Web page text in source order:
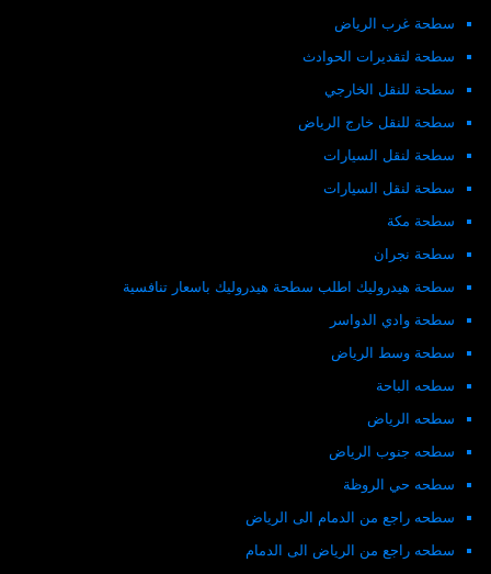
سطحة غرب الرياض
سطحة لتقديرات الحوادث
سطحة للنقل الخارجي
سطحة للنقل خارج الرياض
سطحة لنقل السيارات
سطحة لنقل السيارات
سطحة مكة
سطحة نجران
سطحة هيدروليك اطلب سطحة هيدروليك باسعار تنافسية
سطحة وادي الدواسر
سطحة وسط الرياض
سطحه الباحة
سطحه الرياض
سطحه جنوب الرياض
سطحه حي الروظة
سطحه راجع من الدمام الى الرياض
سطحه راجع من الرياض الى الدمام